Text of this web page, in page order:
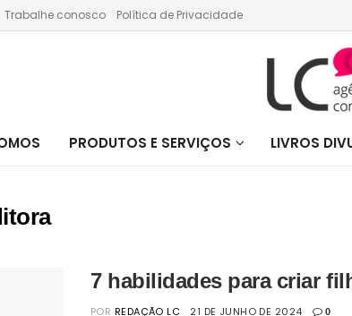
Trabalhe conosco Política de Privacidade
PRODUTOS E SERVIÇOS LIVROS
7 habilidades para criar
POR REDAÇÃO LC 21 DE JUNHO DE 2024 0